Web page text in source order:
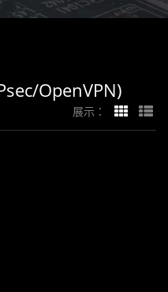
OpenVPN)
展示：